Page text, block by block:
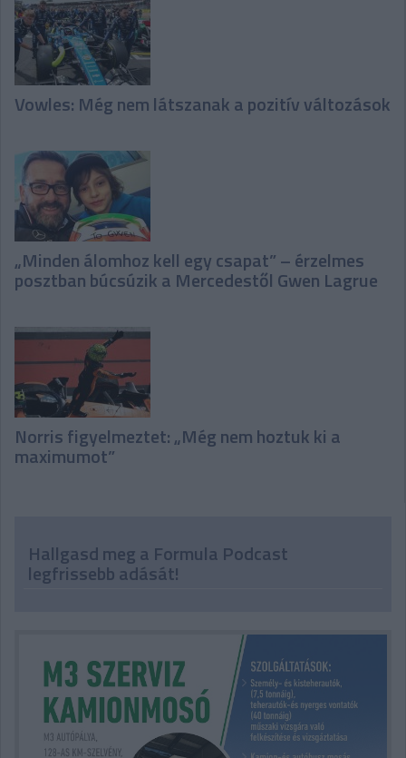
Vowles: Még nem látszanak a pozitív változások
„Minden álomhoz kell egy csapat” – érzelmes
posztban búcsúzik a Mercedestől Gwen Lagrue
Norris figyelmeztet: „Még nem hoztuk ki a
maximumot”
Hallgasd meg a Formula Podcast
legfrissebb adását!